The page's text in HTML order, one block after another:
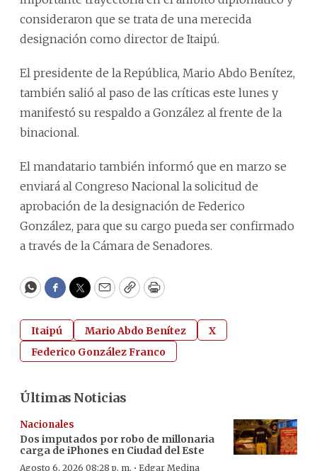
consideraron que se trata de una merecida
designación como director de Itaipú.
El presidente de la República, Mario Abdo Benítez,
también salió al paso de las críticas este lunes y
manifestó su respaldo a González al frente de la
binacional.
El mandatario también informó que en marzo se
enviará al Congreso Nacional la solicitud de
aprobación de la designación de Federico
González, para que su cargo pueda ser confirmado
a través de la Cámara de Senadores.
WhatsApp
Facebook
Twitter
EmailCopyPrint
Itaipú Mario Abdo Benítez
X
Federico González Franco
Últimas Noticias
Nacionales
Dos imputados por robo de millonaria
carga de iPhones en Ciudad del Este
Agosto 6, 2026 08:28 p. m. Edgar Medina